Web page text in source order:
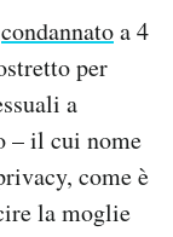
condannatoa 4
per
a
– il cui nome
come è
la moglie